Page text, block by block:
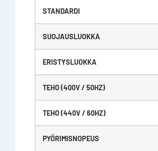
STANDARDI
SUOJAUSLUOKKA
ERISTYSLUOKKA
TEHO (400V / 50HZ)
TEHO (440V / 60HZ)
PYÖRIMISNOPEUS